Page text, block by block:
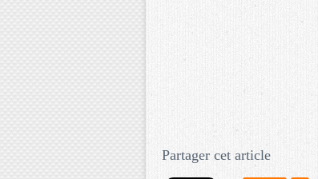
Partager cet article